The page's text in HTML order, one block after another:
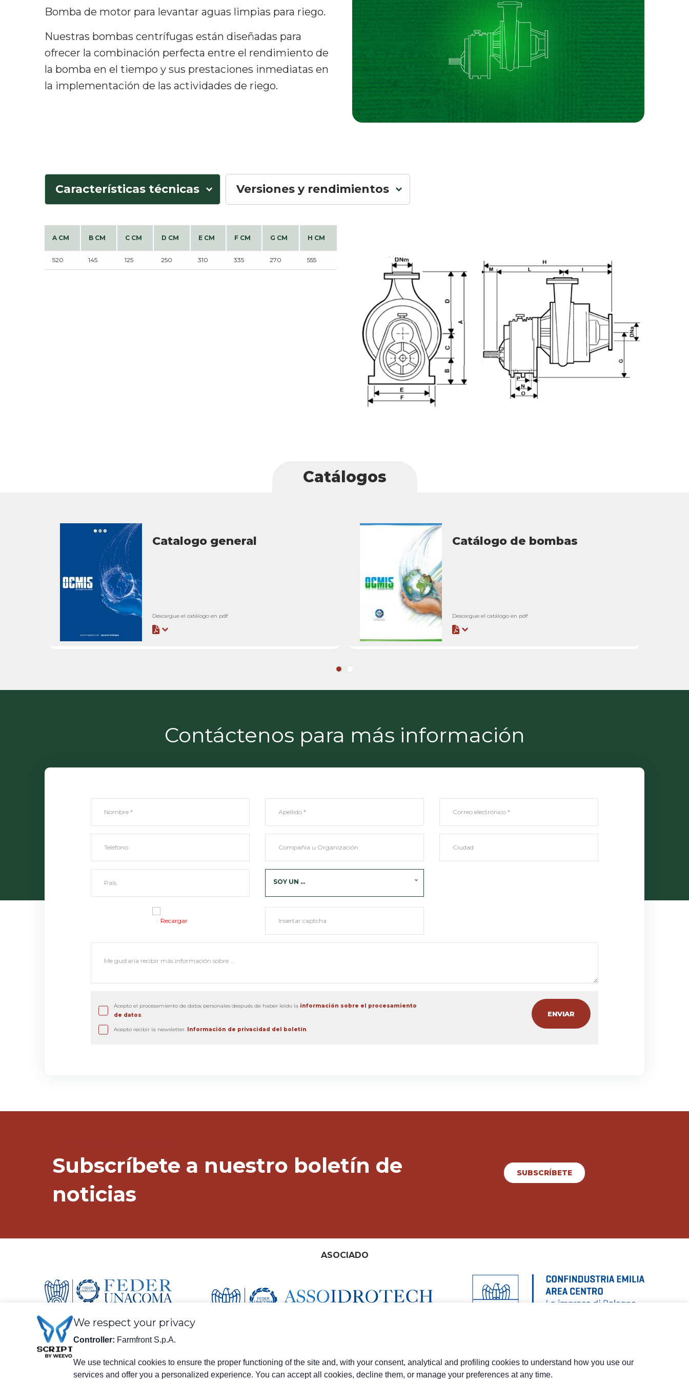
Bomba de motor para levantar aguas limpias para riego.
Nuestras bombas centrífugas están diseñadas para
ofrecer la combinación perfecta entre el rendimiento de
la bomba en el tiempo y sus prestaciones inmediatas en
la implementación de las actividades de riego.
Características técnicas Versiones y rendimientos
A CM B CM C CM D CM E CM F CM G CM H CM
520 145 125 250 310 335 270 555
Catálogos
Catalogo general
Descargue el catálogo en pdf
Catálogo de bombas
Descargue el catálogo en pdf
Contáctenos para más información
SOY UN ...
Recargar
Acepto el procesamiento de datos personales después de haber leído la información sobre el procesamiento
de datos.
Acepto recibir la newsletter. Información de privacidad del boletín.
Subscríbete a nuestro boletín de
noticias
SUBSCRÍBETE
ASOCIADO
Farmfront S.p.A.
We respect your privacy
Controller: Farmfront S.p.A.
We use technical cookies to ensure the proper functioning of the site and, with your consent, analytical and profiling cookies to understand how you use our
services and offer you a personalized experience. You can accept all cookies, decline them, or manage your preferences at any time.